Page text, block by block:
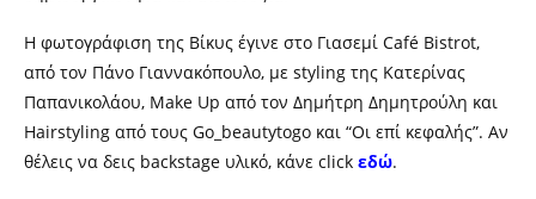
Η φωτογράφιση της Βίκυς έγινε στο Γιασεμί Café Bistrot,
από τον Πάνο Γιαννακόπουλο, με styling της Κατερίνας
Παπανικολάου, Make Up από τον Δημήτρη Δημητρούλη και
Hairstyling από τους Go_beautytogo και “Οι επί κεφαλής”. Αν
θέλεις να δεις backstage υλικό, κάνε click εδώ.